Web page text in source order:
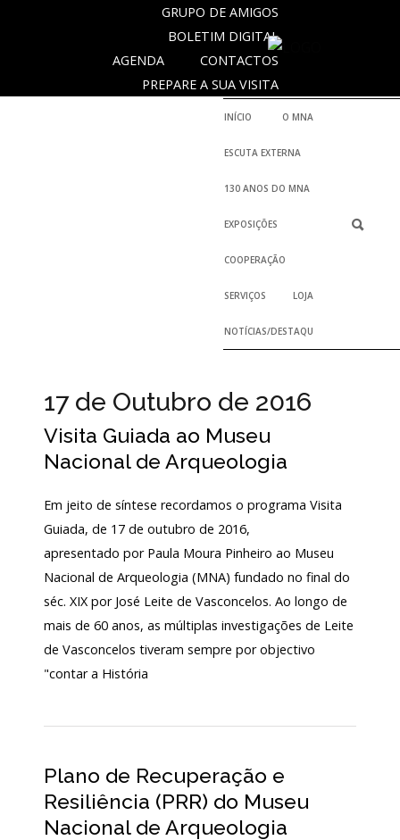
Login
Início
MNA
ESCUTA
EXTERNA
ANOS
MNA
Serviços
LOJA
GRUPO DE AMIGOS
BOLETIM DIGITAL
CONTACTOS
AGENDA
PREPARE A SUA VISITA
INÍCIO O MNA
ESCUTA EXTERNA
130 ANOS DO MNA
EXPOSIÇÕES
COOPERAÇÃO
SERVIÇOS LOJA
NOTÍCIAS/DESTAQUES
17 de Outubro de 2016
Visita Guiada ao Museu
Nacional de Arqueologia
Em jeito de síntese recordamos o programa Visita
Guiada, de 17 de outubro de 2016,
apresentado por Paula Moura Pinheiro ao Museu
Nacional de Arqueologia (MNA) fundado no final do
séc. XIX por José Leite de Vasconcelos. Ao longo de
mais de 60 anos, as múltiplas investigações de Leite
de Vasconcelos tiveram sempre por objectivo
"contar a História
Plano de Recuperação e
Resiliência (PRR) do Museu
Nacional de Arqueologia